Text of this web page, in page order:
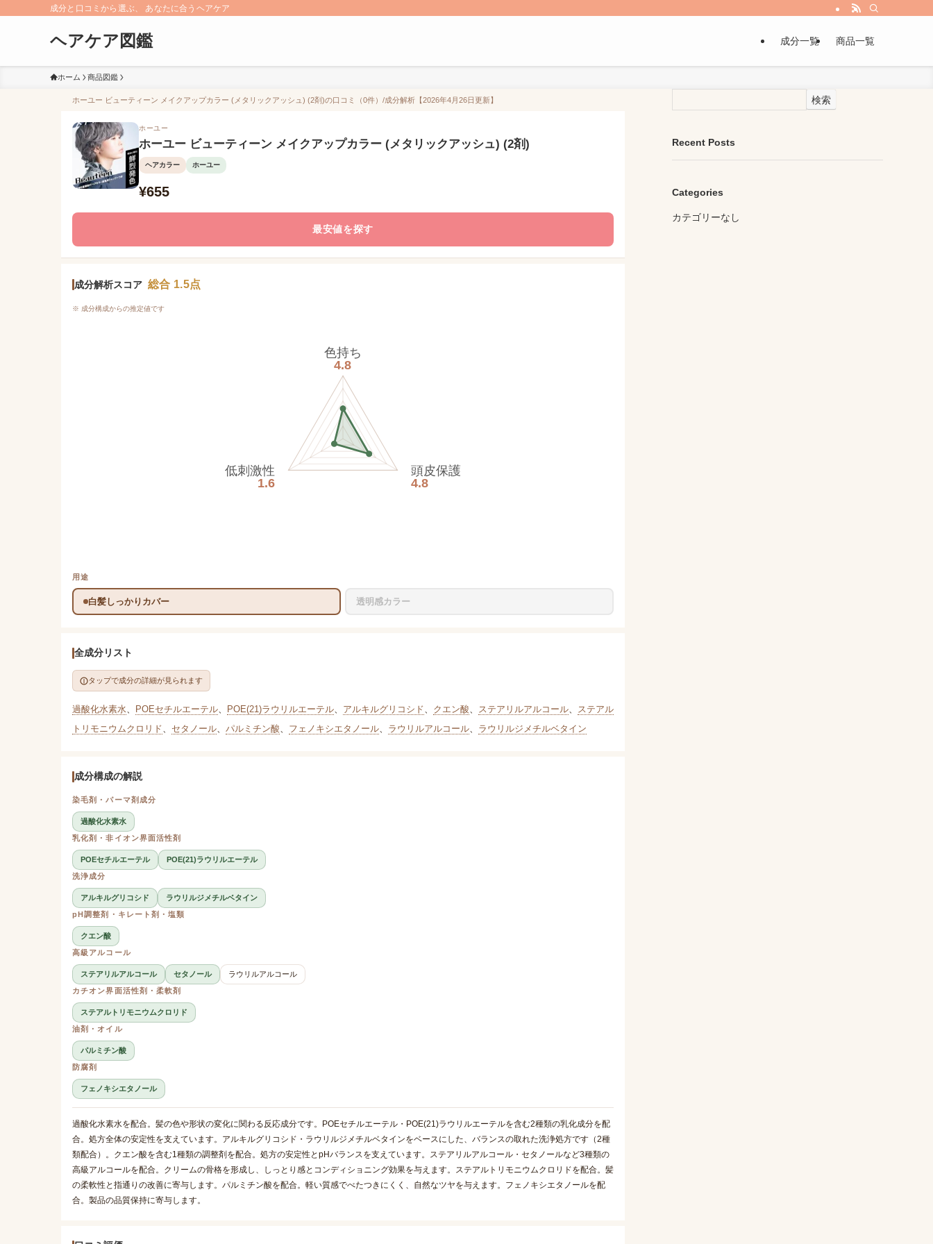
成分と口コミから選ぶ、 あなたに合うヘアケア
ヘアケア図鑑 成分一覧 商品一覧
ホーム 商品図鑑
ホーユー ビューティーン メイクアップカラー (メタリックアッシュ) (2剤)の口コミ（0件）/成分解析【2026年4月26日更新】
ホーユー
ホーユー ビューティーン メイクアップカラー (メタリックアッシュ) (2剤)
ヘアカラー ホーユー
¥655
最安値を探す
成分解析スコア 総合 1.5点
※ 成分構成からの推定値です
色持ち
4.8
頭皮保護
4.8
低刺激性
1.6
用途
白髪しっかりカバー 透明感カラー
全成分リスト
タップで成分の詳細が見られます
過酸化水素水、 POEセチルエーテル、 POE(21)ラウリルエーテル、 アルキルグリコシド、 クエン酸、 ステアリルアルコール、 ステアル
トリモニウムクロリド、 セタノール、 パルミチン酸、 フェノキシエタノール、 ラウリルアルコール、 ラウリルジメチルベタイン
成分構成の解説
染毛剤・パーマ剤成分
過酸化水素水
乳化剤・非イオン界面活性剤
POEセチルエーテル
POE(21)ラウリルエーテル
洗浄成分
アルキルグリコシド
ラウリルジメチルベタイン
pH調整剤・キレート剤・塩類
クエン酸
高級アルコール
ステアリルアルコール セタノール
ラウリルアルコール
カチオン界面活性剤・柔軟剤
ステアルトリモニウムクロリド
油剤・オイル
パルミチン酸
防腐剤
フェノキシエタノール
過酸化水素水を配合。髪の色や形状の変化に関わる反応成分です。POEセチルエーテル・POE(21)ラウリルエーテルを含む2種類の乳化成分を配
合。処方全体の安定性を支えています。アルキルグリコシド・ラウリルジメチルベタインをベースにした、バランスの取れた洗浄処方です（2種
類配合）。クエン酸を含む1種類の調整剤を配合。処方の安定性とpHバランスを支えています。ステアリルアルコール・セタノールなど3種類の
高級アルコールを配合。クリームの骨格を形成し、しっとり感とコンディショニング効果を与えます。ステアルトリモニウムクロリドを配合。髪
の柔軟性と指通りの改善に寄与します。パルミチン酸を配合。軽い質感でべたつきにくく、自然なツヤを与えます。フェノキシエタノールを配
合。製品の品質保持に寄与します。
検索
Recent Posts
Categories
カテゴリーなし